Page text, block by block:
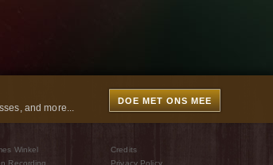
and more...
DOE MET ONS MEE
Winkel
Recording
Credits
Privacy Policy